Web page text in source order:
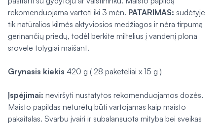
rekomenduojama vartoti iki 3 mėn. PATARIMAS: sudėtyje
tik natūralios kilmės aktyviosios medžiagos ir nėra tirpumą
gerinančių priedų, todėl berkite miltelius į vandenį plona
srovele tolygiai maišant.
Grynasis kiekis 420 g ( 28 paketėliai x 15 g )
Įspėjimai: neviršyti nustatytos rekomenduojamos dozės.
Maisto papildas neturėtų būti vartojamas kaip maisto
pakaitalas. Svarbu įvairi ir subalansuota mityba bei sveikas